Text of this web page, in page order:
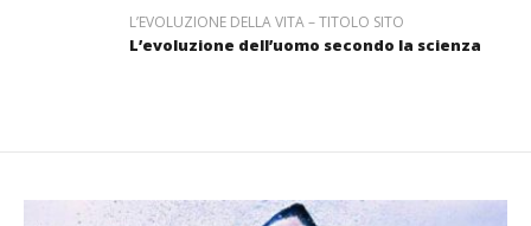
L’EVOLUZIONE DELLA VITA – TITOLO SITO
L’evoluzione dell’uomo secondo la scienza